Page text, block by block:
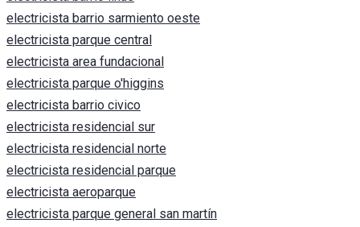
electricista barrio sarmiento oeste
electricista parque central
electricista area fundacional
electricista parque o'higgins
electricista barrio civico
electricista residencial sur
electricista residencial norte
electricista residencial parque
electricista aeroparque
electricista parque general san martín